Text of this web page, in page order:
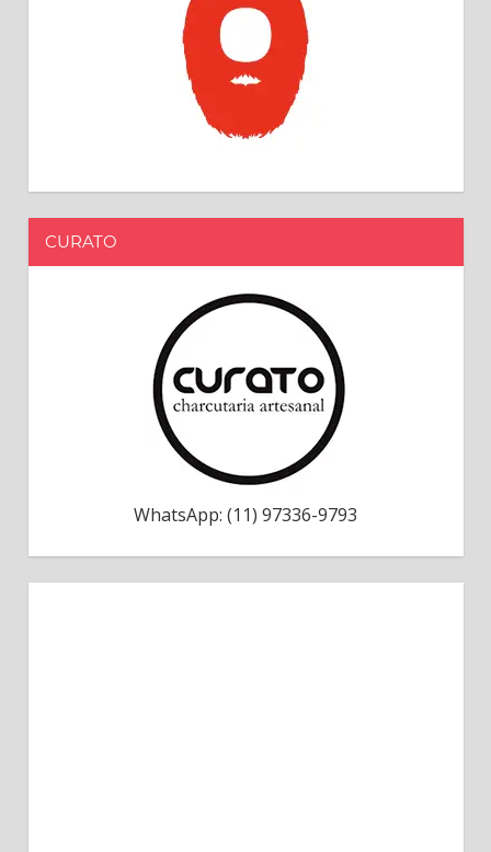
CURATO
WhatsApp: (11) 97336-9793